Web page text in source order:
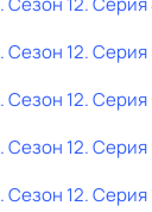
. Сезон 12. Серия
. Сезон 12. Серия
. Сезон 12. Серия
. Сезон 12. Серия